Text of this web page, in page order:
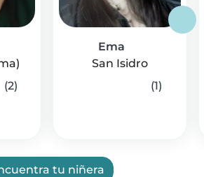
(2)
Ema
San Isidro
(1)
tu niñera